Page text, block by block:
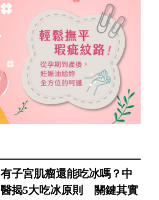
有子宮肌瘤還能吃冰嗎？中
醫揭5大吃冰原則 關鍵其實